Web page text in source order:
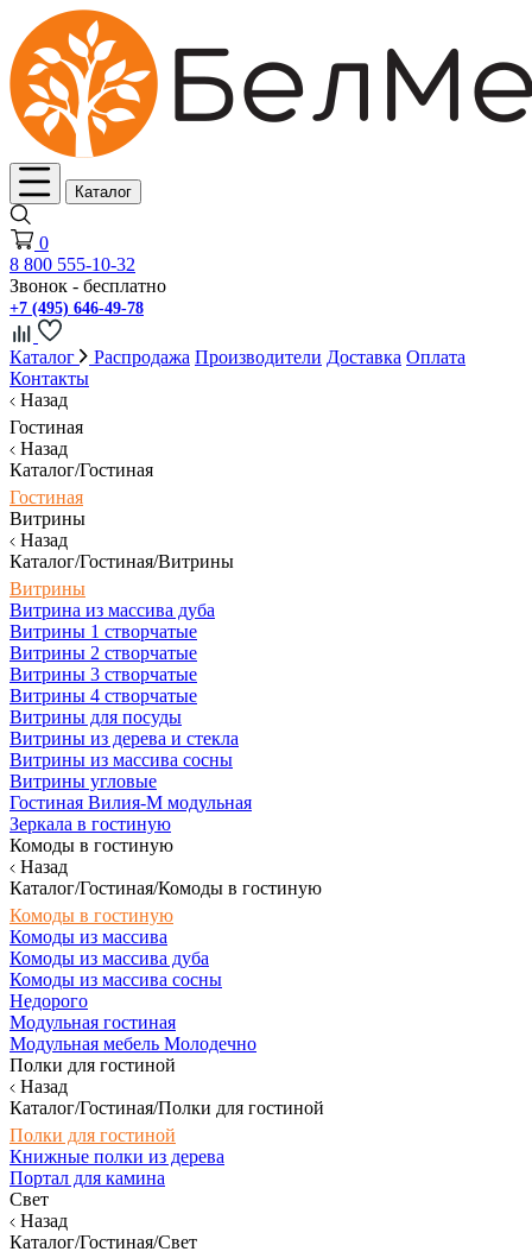
Каталог
0
8 800 555-10-32
Звонок - бесплатно
+7 (495) 646-49-78
Каталог Распродажа Производители Доставка Оплата
Контакты
Назад
Гостиная
Назад
Каталог/Гостиная
Гостиная
Витрины
Назад
Каталог/Гостиная/Витрины
Витрины
Витрина из массива дуба
Витрины 1 створчатые
Витрины 2 створчатые
Витрины 3 створчатые
Витрины 4 створчатые
Витрины для посуды
Витрины из дерева и стекла
Витрины из массива сосны
Витрины угловые
Гостиная Вилия-М модульная
Зеркала в гостиную
Комоды в гостиную
Назад
Каталог/Гостиная/Комоды в гостиную
Комоды в гостиную
Комоды из массива
Комоды из массива дуба
Комоды из массива сосны
Недорого
Модульная гостиная
Модульная мебель Молодечно
Полки для гостиной
Назад
Каталог/Гостиная/Полки для гостиной
Полки для гостиной
Книжные полки из дерева
Портал для камина
Свет
Назад
Каталог/Гостиная/Свет